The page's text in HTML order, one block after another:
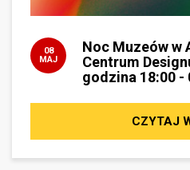
Noc Muzeów w
Centrum
godzina 18:00 -
08
MAJ
CZYTAJ